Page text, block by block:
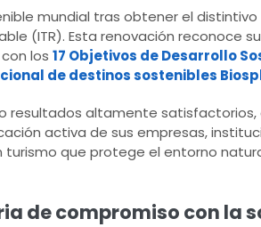
mundial tras obtener el distintivo
(ITR). Esta renovación reconoce
los 17 Objetivos de Desarrollo
de destinos sostenibles
resultados altamente
activa de sus empresas,
que protege el entorno
de compromiso con la